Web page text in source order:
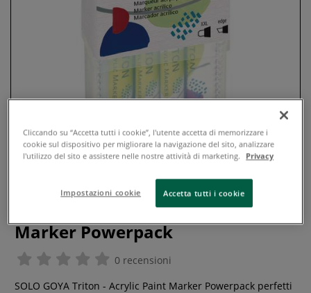
Solo Goya Triton - Acrylic Paint
Marker Powerpack
0 recensioni
SOLO GOYA Triton - Acrylic Paint Marker Powerpack perfetti
Cliccando su “Accetta tutti i cookie”, l'utente accetta di memorizzare i
cookie sul dispositivo per migliorare la navigazione del sito, analizzare
l'utilizzo del sito e assistere nelle nostre attività di marketing.
Privacy
Impostazioni cookie Accetta tutti i cookie